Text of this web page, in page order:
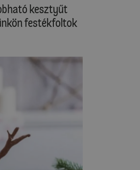
kesztyűt
festékfoltok